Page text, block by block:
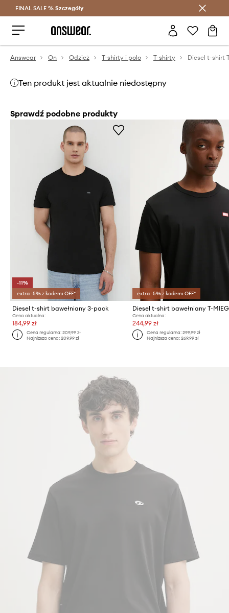
Oszczędzaj z Answear Club >
FINAL SALE % Szczegóły
Answear On Odzież T-shirty i polo T-shirty
Ten produkt jest aktualnie niedostępny
Sprawdź podobne produkty
-11%
extra -5% z kodem: OFF*
Diesel t-shirt bawełniany 3-pack
Cena aktualna:
184,99 zł
Cena regularna:209,99 zł
Najniższa cena:209,99 zł
extra -5% z kodem: OFF*
Cena aktualna:
244,99 zł
Cena regularna: 299,99 zł
Najniższa cena: 269,99 zł